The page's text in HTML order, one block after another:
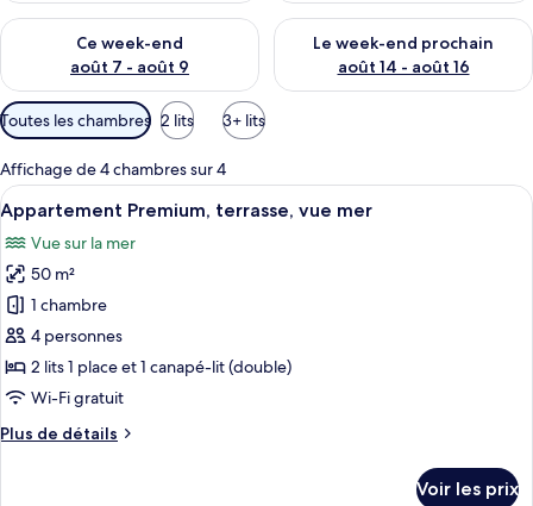
Ce week-end
août 7 - août 9
Vérifier la disponibilité pour ce week-end août 7 - août 9
Le week-end prochain
août 14 - août 16
Vérifier la disponibilité pour
Filtres
disponibles
pour
les
chambres
Toutes les chambres 2 lits 3+ lits
Affichage de 4 chambres sur 4
Afficher
toutes
les
photos
pour
ce
type
de
chambre :
Appartement
Un balcon offrant une vue dégagée
9
Appartement Premium, terrasse, vue mer
Vue sur la mer
50 m²
1 chambre
4 personnes
2 lits 1 place et 1 canapé-lit (double)
Wi-Fi gratuit
Plus de détails
Plus
Voir les prix